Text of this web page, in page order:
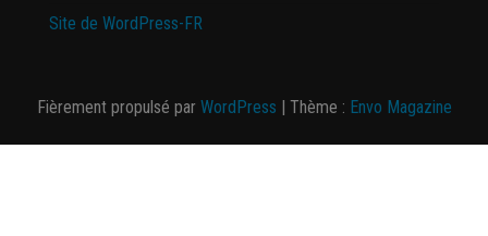
Site de WordPress-FR
Fièrement propulsé par WordPress Thème : Envo Magazine